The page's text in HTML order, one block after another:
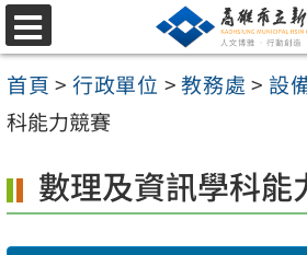
跳
至
主
要
容
區
選
單
首頁 > 行政單位 >教務處 > 設
科能力競賽
數理及資訊學科能